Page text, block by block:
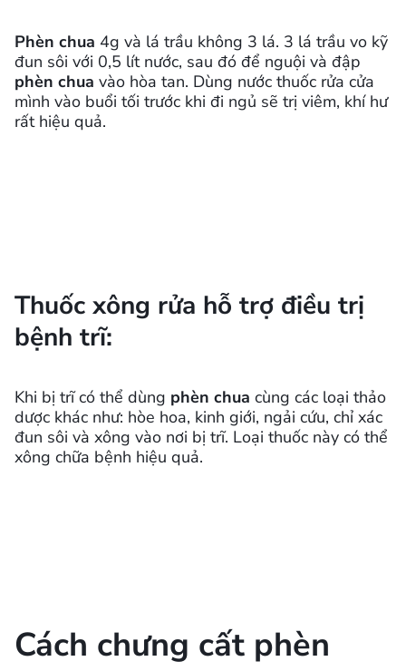
Phèn chua 4g và lá trầu không 3 lá. 3 lá trầu vo kỹ
đun sôi với 0,5 lít nước, sau đó để nguội và đập
phèn chua vào hòa tan. Dùng nước thuốc rửa cửa
mình vào buổi tối trước khi đi ngủ sẽ trị viêm, khí hư
rất hiệu quả.
Thuốc xông rửa hỗ trợ điều trị
bệnh trĩ:
Khi bị trĩ có thể dùng phèn chua cùng các loại thảo
dược khác như: hòe hoa, kinh giới, ngải cứu, chỉ xác
đun sôi và xông vào nơi bị trĩ. Loại thuốc này có thể
xông chữa bệnh hiệu quả.
Cách chưng cất phèn